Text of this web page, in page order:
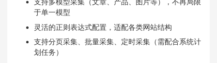
支持多模型采集（文章、产品、图片等），不再局限
于单一模型
灵活的正则表达式配置，适配各类网站结构
支持分页采集、批量采集、定时采集（需配合系统计
划任务）